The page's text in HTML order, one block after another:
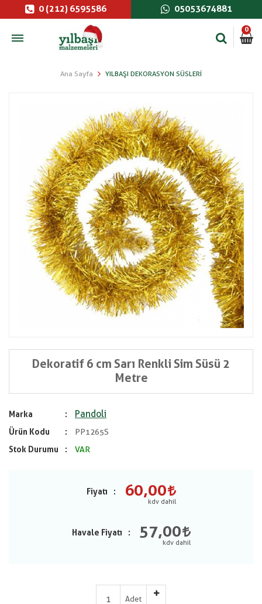
0 (212) 6595586 05053674881
0
Ana Sayfa YILBAŞI DEKORASYON SÜSLERI
Dekoratif 6 cm Sarı Renkli Sim Süsü 2
Metre
Marka Pandoli
Ürün Kodu
PP1265S
Stok Durumu
VAR
Fiyatı 60,00
Havale Fiyatı 57,00
Adet